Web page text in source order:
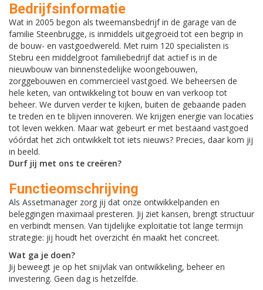
Bedrijfsinformatie
Wat in 2005 begon als tweemansbedrijf in de garage van de
familie Steenbrugge, is inmiddels uitgegroeid tot een begrip in
de bouw- en vastgoedwereld. Met ruim 120 specialisten is
Stebru een middelgroot familiebedrijf dat actief is in de
nieuwbouw van binnenstedelijke woongebouwen,
zorggebouwen en commercieel vastgoed. We beheersen de
hele keten, van ontwikkeling tot bouw en van verkoop tot
beheer. We durven verder te kijken, buiten de gebaande paden
te treden en te blijven innoveren. We krijgen energie van locaties
tot leven wekken. Maar wat gebeurt er met bestaand vastgoed
vóórdat het zich ontwikkelt tot iets nieuws? Precies, daar kom jij
in beeld.
Durf jij met ons te creëren?
Functieomschrijving
Als Assetmanager zorg jij dat onze ontwikkelpanden en
beleggingen maximaal presteren. Jij ziet kansen, brengt structuur
en verbindt mensen. Van tijdelijke exploitatie tot lange termijn
strategie: jij houdt het overzicht én maakt het concreet.
Wat ga je doen?
Jij beweegt je op het snijvlak van ontwikkeling, beheer en
investering. Geen dag is hetzelfde.